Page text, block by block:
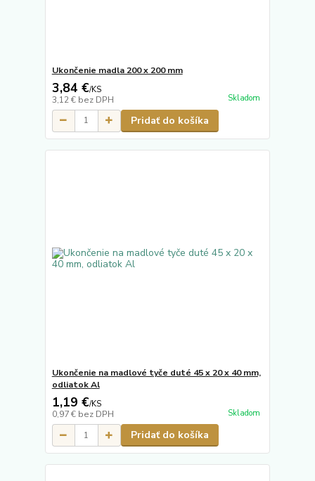
Ukončenie madla 200 x 200 mm
3,84 €/KS
3,12 € bez DPH Skladom
Pridať do košíka
Ukončenie na madlové tyče duté 45 x 20 x 40 mm,
odliatok Al
1,19 €/KS
0,97 € bez DPH Skladom
Pridať do košíka